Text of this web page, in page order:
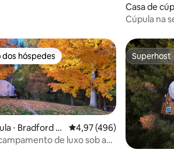
Casa de
Cúpula na
preferidos dos hóspedes
dos hóspedes
⋅ Bradford W
4,97 de uma avaliação
4,97 (496)
de luxo sob as
Superhost
Superhost